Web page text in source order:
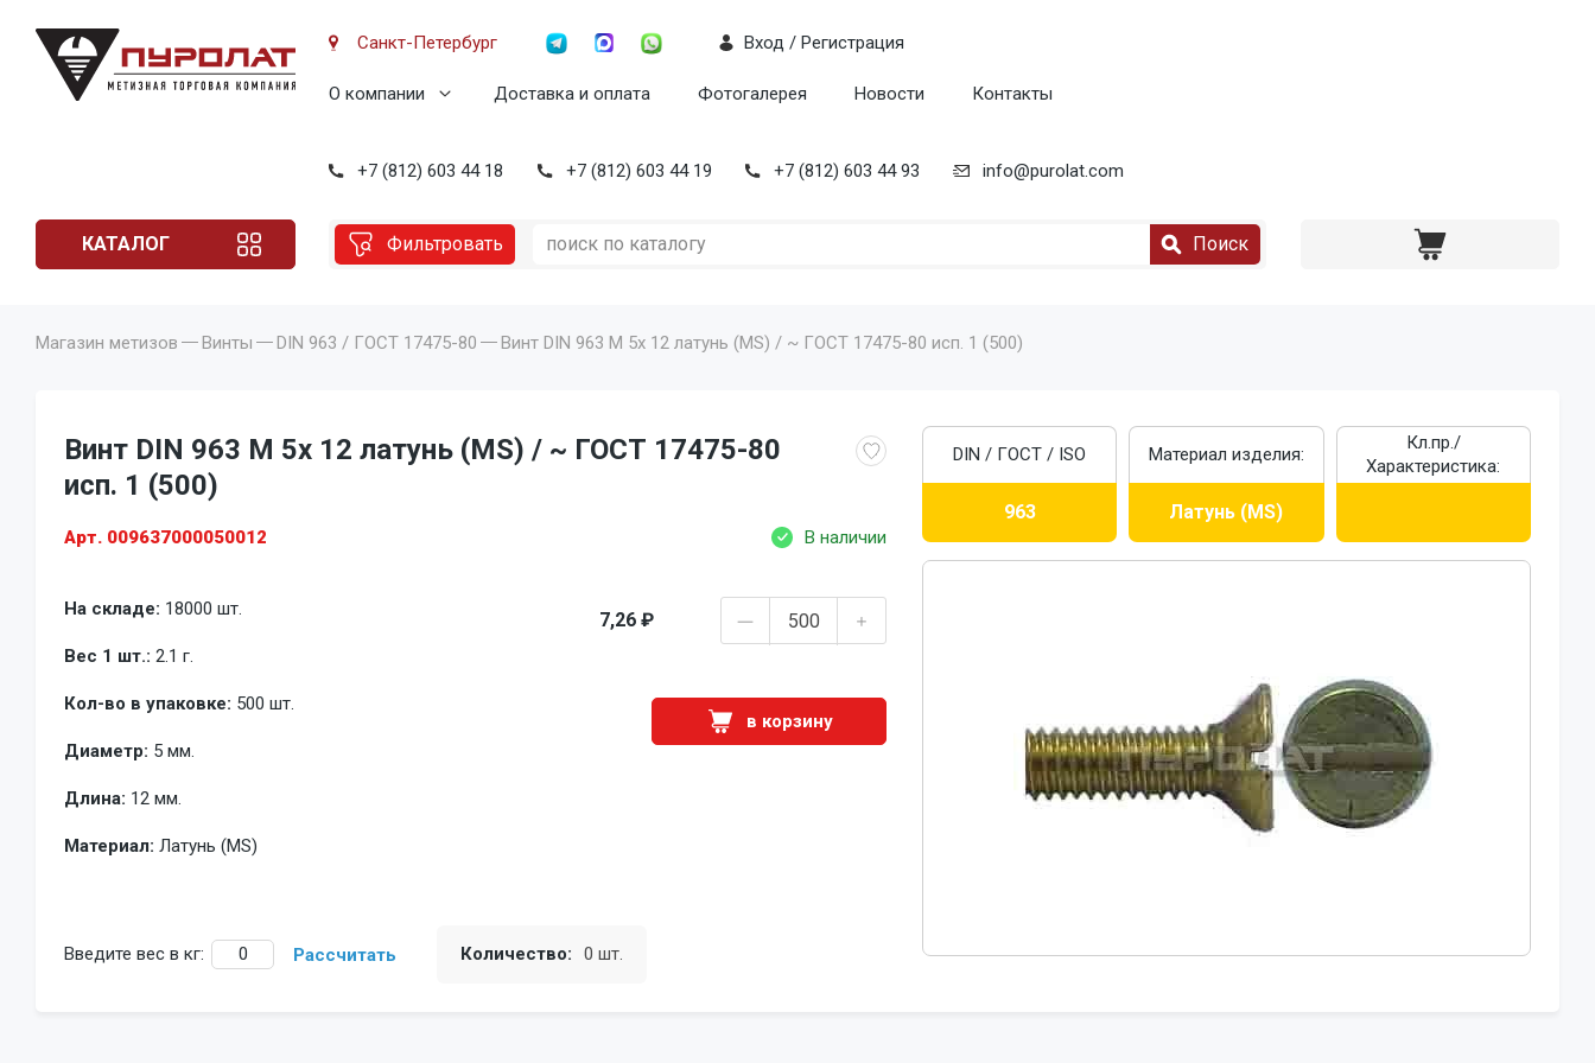
Санкт-Петербург
О компании Доставка и оплата Фотогалерея Новости Контакты
Вход / Регистрация
+7 (812) 603 44 18 +7 (812) 603 44 19 +7 (812) 603 44 93 info@purolat.com
КАТАЛОГ Фильтровать Поиск
Магазин метизов Винты DIN 963 / ГОСТ 17475-80 Винт DIN 963 M 5x 12 латунь (MS) / ~ ГОСТ 17475-80 исп. 1 (500)
Винт DIN 963 M 5x 12 латунь (MS) / ~ ГОСТ 17475-80
исп. 1 (500)
Арт. 009637000050012 В наличии
На складе: 18000 шт.
Вес 1 шт.: 2.1 г.
Кол-во в упаковке: 500 шт.
Диаметр: 5 мм.
Длина: 12 мм.
Материал: Латунь (MS)
7,26 ₽
в корзину
Введите вес в кг: Рассчитать Количество: 0 шт.
DIN / ГОСТ / ISO
963
Материал изделия:
Латунь (MS)
Кл.пр./
Характеристика: